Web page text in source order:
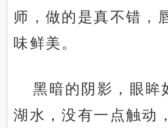
师，做的是真不错，
味鲜美。
黑暗的阴影，眼眸
湖水，没有一点触动